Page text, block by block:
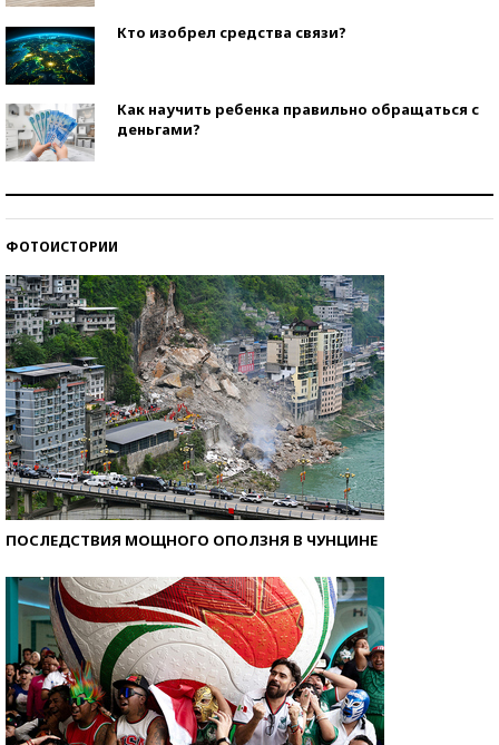
Кто изобрел средства связи?
Как научить ребенка правильно обращаться с
деньгами?
ФОТОИСТОРИИ
ПОСЛЕДСТВИЯ МОЩНОГО ОПОЛЗНЯ В ЧУНЦИНЕ